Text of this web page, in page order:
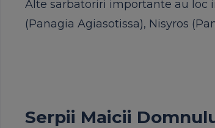
Alte sarbatoriri importante au loc
(Panagia Agiasotissa), Nisyros
Serpii Maicii